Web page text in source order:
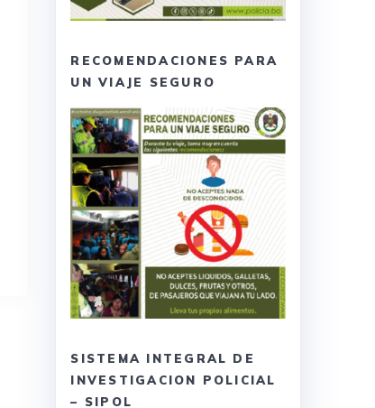
RECOMENDACIONES PARA
UN VIAJE SEGURO
SISTEMA INTEGRAL DE
INVESTIGACION POLICIAL
– SIPOL